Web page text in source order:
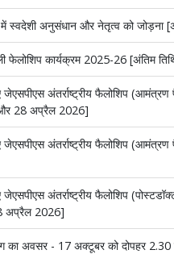
में स्वदेशी अनुसंधान और नेतृत्व को जोड़ना
फेलोशिप कार्यक्रम 2025-26 [अंतिम
अंतर्राष्ट्रीय फैलोशिप
28 अप्रैल 2026]
अंतर्राष्ट्रीय फैलोशिप (आमंत्रण
अंतर्राष्ट्रीय फैलोशिप
अप्रैल 2026]
का अवसर - 17 अक्टूबर को दोपहर